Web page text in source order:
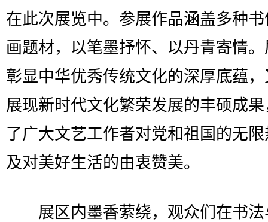
在此次展览中。参展作品涵盖多种
画题材，以笔墨抒怀、以丹青寄情
彰显中华优秀传统文化的深厚底蕴
展现新时代文化繁荣发展的丰硕成
了广大文艺工作者对党和祖国的无
及对美好生活的由衷赞美。
展区内墨香萦绕，观众们在书法